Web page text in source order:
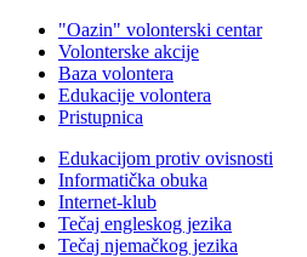
"Oazin" volonterski centar
Volonterske akcije
Baza volontera
Edukacije volontera
Pristupnica
Edukacijom protiv ovisnosti
Informatička obuka
Internet-klub
Tečaj engleskog jezika
Tečaj njemačkog jezika